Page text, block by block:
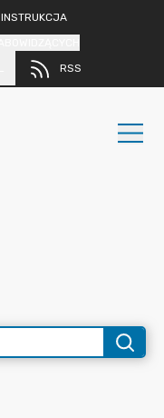
INSTRUKCJA
RSS